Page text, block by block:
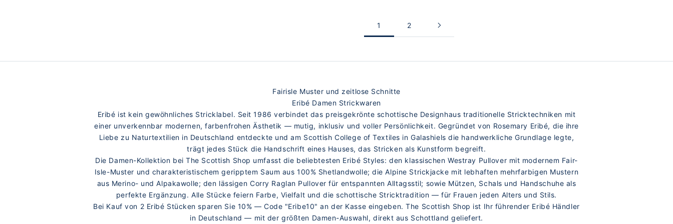
1 2
Fairisle Muster und zeitlose Schnitte
Eribé Damen Strickwaren
Eribé ist kein gewöhnliches Stricklabel. Seit 1986 verbindet das preisgekrönte schottische Designhaus traditionelle Stricktechniken mit
einer unverkennbar modernen, farbenfrohen Ästhetik — mutig, inklusiv und voller Persönlichkeit. Gegründet von Rosemary Eribé, die ihre
Liebe zu Naturtextilien in Deutschland entdeckte und am Scottish College of Textiles in Galashiels die handwerkliche Grundlage legte,
trägt jedes Stück die Handschrift eines Hauses, das Stricken als Kunstform begreift.
Die Damen-Kollektion bei The Scottish Shop umfasst die beliebtesten Eribé Styles: den klassischen Westray Pullover mit modernem Fair-
Isle-Muster und charakteristischem geripptem Saum aus 100% Shetlandwolle; die Alpine Strickjacke mit lebhaften mehrfarbigen Mustern
aus Merino- und Alpakawolle; den lässigen Corry Raglan Pullover für entspannten Alltagsstil; sowie Mützen, Schals und Handschuhe als
perfekte Ergänzung. Alle Stücke feiern Farbe, Vielfalt und die schottische Stricktradition — für Frauen jeden Alters und Stils.
Bei Kauf von 2 Eribé Stücken sparen Sie 10% — Code "Eribe10" an der Kasse eingeben. The Scottish Shop ist Ihr führender Eribé Händler
in Deutschland — mit der größten Damen-Auswahl, direkt aus Schottland geliefert.